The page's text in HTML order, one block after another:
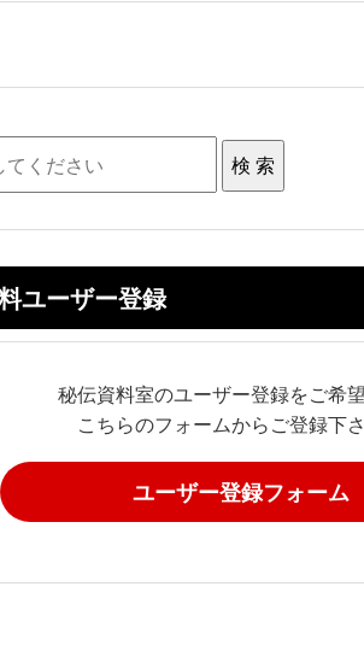
ユーザー登録
秘伝資料室のユーザー登録をご希
こちらのフォームからご登録下さ
ユーザー登録フォーム